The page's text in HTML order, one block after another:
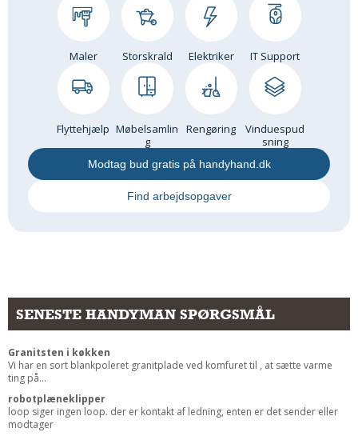
Maler Storskrald Elektriker IT Support
Flyttehjælp Møbelsamlin
g
Rengøring
Vinduespud
sning
Modtag bud gratis på handyhand.dk
Find arbejdsopgaver
SENESTE HANDYMAN SPØRGSMÅL
Granitsten i køkken
Vi har en sort blankpoleret granitplade ved komfuret til , at sætte varme
ting på...
robotplæneklipper
loop siger ingen loop. der er kontakt af ledning, enten er det sender eller
modtager